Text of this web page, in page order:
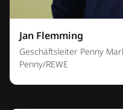
Jan Flemming
Geschäftsleiter Penny
Penny/REWE